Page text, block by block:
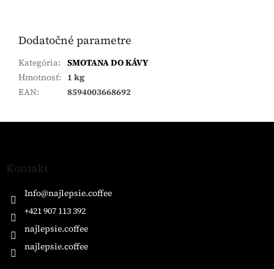
Dodatočné parametre
Kategória: SMOTANA DO KÁVY
Hmotnosť: 1 kg
EAN: 8594003668692
Z
Kontakt
Info@najlepsie.coffee
+421 907 113 392
najlepsie.coffee
najlepsie.coffee